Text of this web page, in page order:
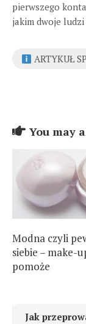
pierwszego
jakim dwoje
ARTYKUŁ
You may
Modna czyli
siebie – make-
pomoże
Jak